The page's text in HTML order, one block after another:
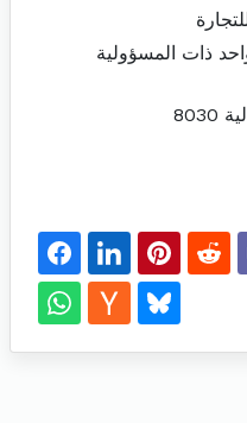
ذات المسؤولية